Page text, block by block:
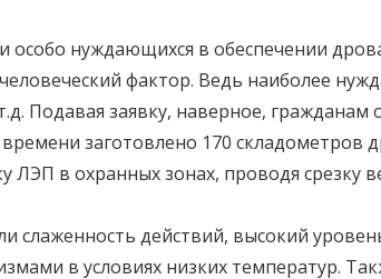
особо нуждающихся в обеспечении
фактор. Ведь наиболее
Подавая заявку, наверное, гражданам
заготовлено 170
ЛЭП в охранных зонах, проводя срезку
слаженность действий, высокий
в условиях низких температур.